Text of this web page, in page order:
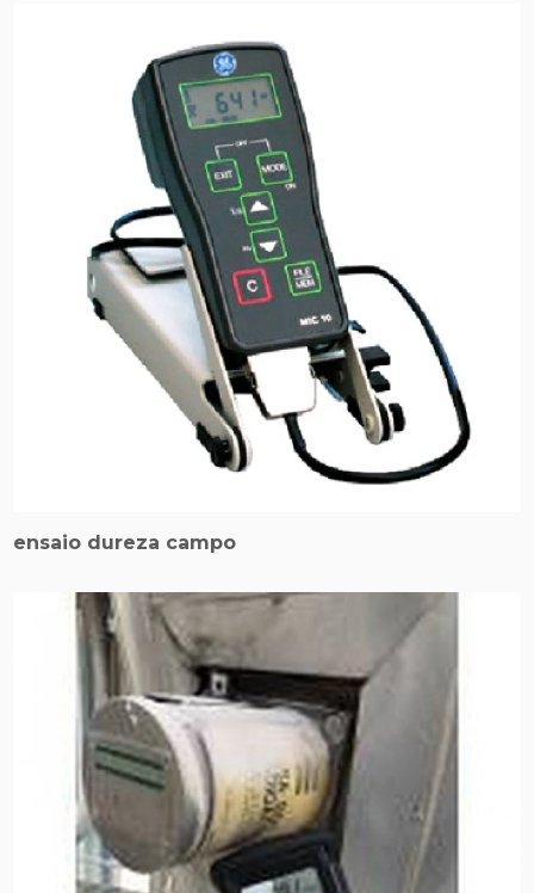
ensaio dureza campo